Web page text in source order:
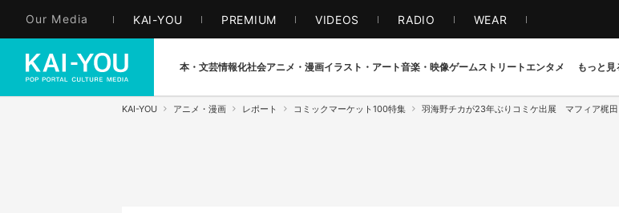
Our Media KAI-YOU PREMIUM VIDEOS RADIO WEAR
本・文芸情報化社会アニメ・漫画イラスト・アート音楽・映像ゲームストリート エンタメ もっと見
KAI-YOU アニメ・漫画 レポート コミックマーケット100特集 羽海野チカが23年ぶりコミケ出展 マフィア梶田